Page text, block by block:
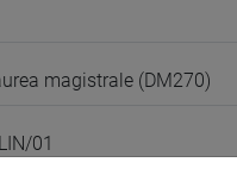
magistrale (DM270)
01